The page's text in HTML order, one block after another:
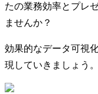
たの業務効率とプレ
ませんか？
効果的なデータ可視
現していきましょう。